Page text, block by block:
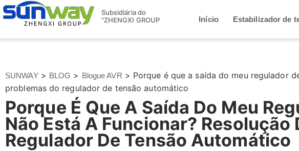
Subsidiária do
"ZHENGXI GROUP
Início Estabilizador de
SUNWAY> BLOG > Blogue AVR > Porque é que a saída do meu regulador
problemas do regulador de tensão automático
Porque É Que A Saída Do Meu
Não Está A Funcionar? Resolução
Regulador De Tensão Automático